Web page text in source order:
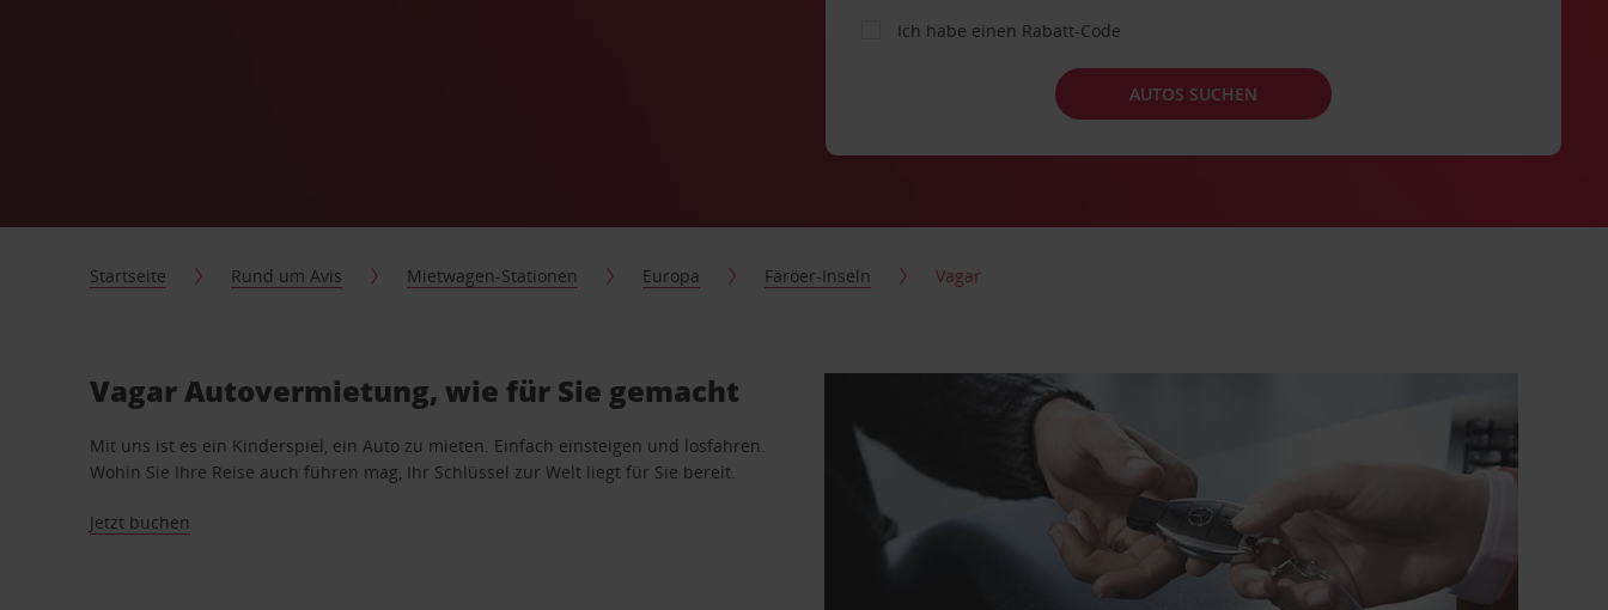
Ich habe einen Rabatt-Code
AUTOS SUCHEN
Startseite Rund um Avis Mietwagen-Stationen Europa Färöer-Inseln Vagar
Vagar Autovermietung, wie für Sie gemacht
Mit uns ist es ein Kinderspiel, ein Auto zu mieten. Einfach einsteigen und losfahren.
Wohin Sie Ihre Reise auch führen mag, Ihr Schlüssel zur Welt liegt für Sie bereit.
Jetzt buchen